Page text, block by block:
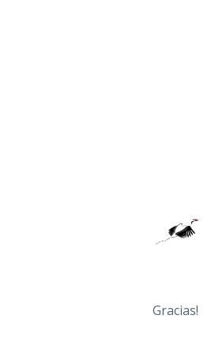
Gracias!